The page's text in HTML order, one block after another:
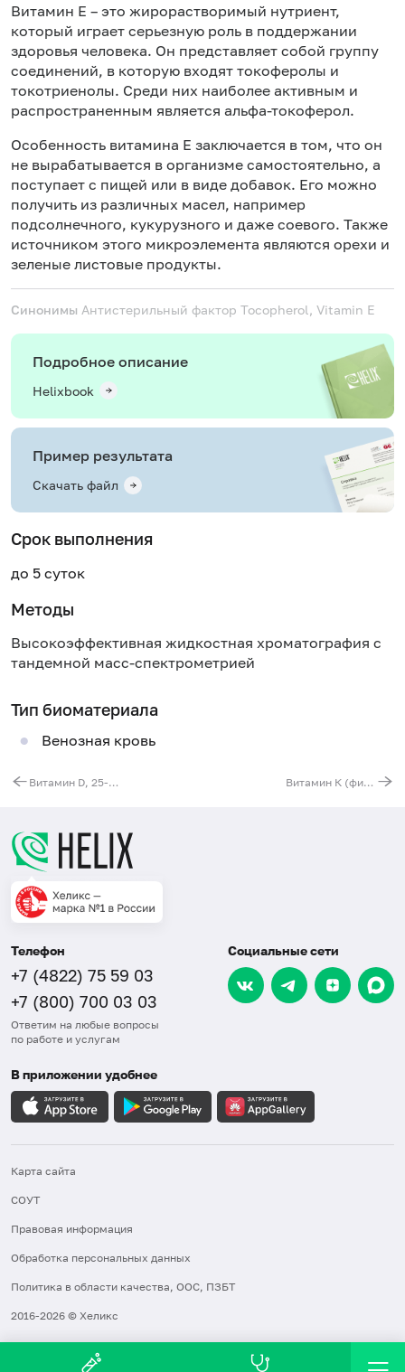
Витамин Е – это жирорастворимый нутриент,
который играет серьезную роль в поддержании
здоровья человека. Он представляет собой группу
соединений, в которую входят токоферолы и
токотриенолы. Среди них наиболее активным и
распространенным является альфа-токоферол.
Особенность витамина Е заключается в том, что он
не вырабатывается в организме самостоятельно, а
поступает с пищей или в виде добавок. Его можно
получить из различных масел, например
подсолнечного, кукурузного и даже соевого. Также
источником этого микроэлемента являются орехи и
зеленые листовые продукты.
Синонимы Антистерильный фактор Tocopherol, Vitamin E
Подробное описание
Helixbook
Пример результата
Скачать файл
Срок выполнения
до 5 суток
Методы
Высокоэффективная жидкостная хроматография с
тандемной масс-спектрометрией
Тип биоматериала
Венозная кровь
Витамин D, 25-гидрокси (кальциферол) Витамин К (филлохинон)
Телефон
+7 (4822) 75 59 03
+7 (800) 700 03 03
Ответим на любые вопросы
по работе и услугам
Социальные сети
В приложении удобнее
Карта сайта
СОУТ
Правовая информация
Обработка персональных данных
Политика в области качества, ООС, ПЗБТ
2016-2026 © Хеликс